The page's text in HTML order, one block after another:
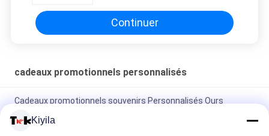
Continuer
cadeaux promotionnels personnalisés
Cadeaux promotionnels souvenirs Personnalisés Ours
TPU Oekotex colorés
Kiyila